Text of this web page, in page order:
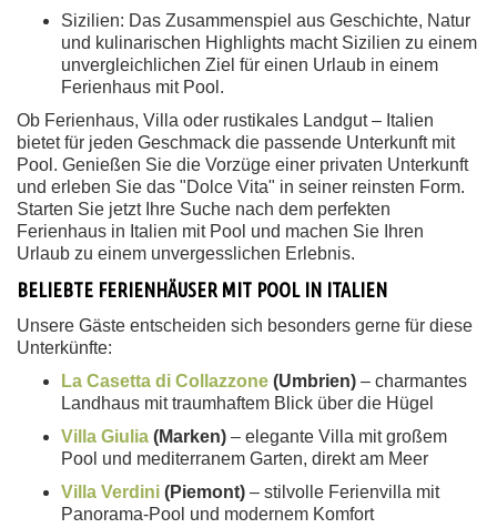
Sizilien: Das Zusammenspiel aus Geschichte, Natur
und kulinarischen Highlights macht Sizilien zu einem
unvergleichlichen Ziel für einen Urlaub in einem
Ferienhaus mit Pool.
Ob Ferienhaus, Villa oder rustikales Landgut – Italien
bietet für jeden Geschmack die passende Unterkunft mit
Pool. Genießen Sie die Vorzüge einer privaten Unterkunft
und erleben Sie das "Dolce Vita" in seiner reinsten Form.
Starten Sie jetzt Ihre Suche nach dem perfekten
Ferienhaus in Italien mit Pool und machen Sie Ihren
Urlaub zu einem unvergesslichen Erlebnis.
BELIEBTE FERIENHÄUSER MIT POOL IN ITALIEN
Unsere Gäste entscheiden sich besonders gerne für diese
Unterkünfte:
La Casetta di Collazzone (Umbrien) – charmantes
Landhaus mit traumhaftem Blick über die Hügel
Villa Giulia (Marken) – elegante Villa mit großem
Pool und mediterranem Garten, direkt am Meer
Villa Verdini (Piemont) – stilvolle Ferienvilla mit
Panorama-Pool und modernem Komfort